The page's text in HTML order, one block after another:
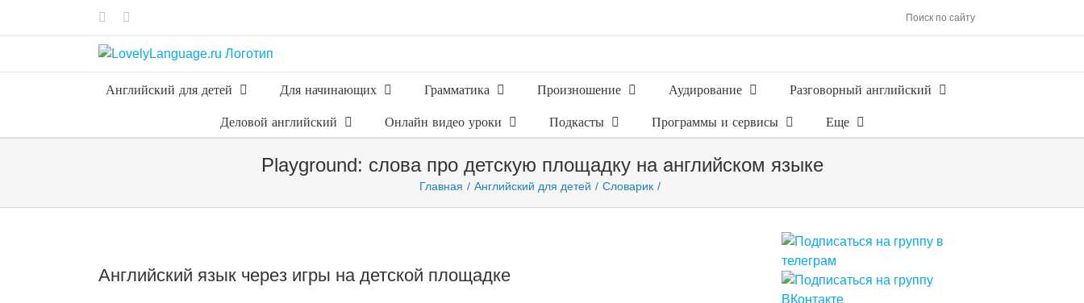
Поиск по сайту
Английский для детей Для начинающих Грамматика Произношение Аудирование Разговорный английский
Деловой английский Онлайн видео уроки Подкасты Программы и сервисы Еще
Playground: слова про детскую площадку на английском языке
Главная Английский для детей Словарик
Английский язык через игры на детской площадке